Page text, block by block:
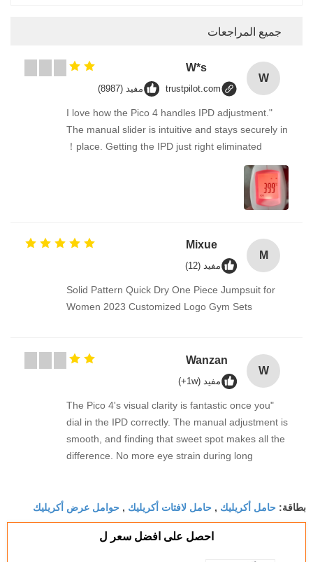
جميع المراجعات
W
W*s
trustpilot.com مفيد (8987)
"I love how the Pico 4 handles IPD adjustment.
The manual slider is intuitive and stays securely in
place. Getting the IPD just right eliminated！
M
Mixue
مفيد (12)
Solid Pattern Quick Dry One Piece Jumpsuit for
Women 2023 Customized Logo Gym Sets
W
Wanzan
مفيد (1w+)
"The Pico 4's visual clarity is fantastic once you
dial in the IPD correctly. The manual adjustment is
smooth, and finding that sweet spot makes all the
difference. No more eye strain during long
fantastic once you dial in the IPD correctly. The
manual adjustment is smooth, and finding that
sweet spot makes all the difference. No more eye
بطاقة: حامل أكريليك , حامل لافتات أكريليك , حوامل عرض أكريليك
احصل على افضل سعر ل